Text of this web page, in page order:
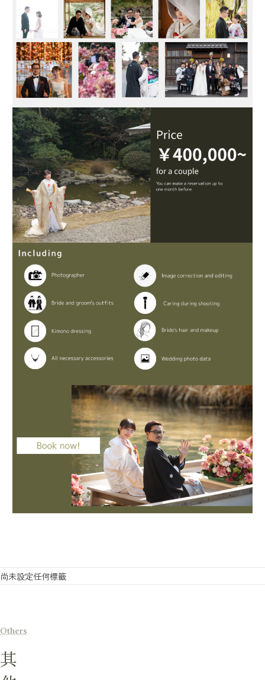
尚未設定任何標籤
其
Others